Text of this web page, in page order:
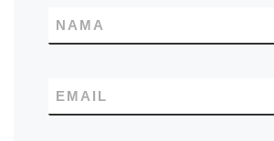
NAMA
EMAIL